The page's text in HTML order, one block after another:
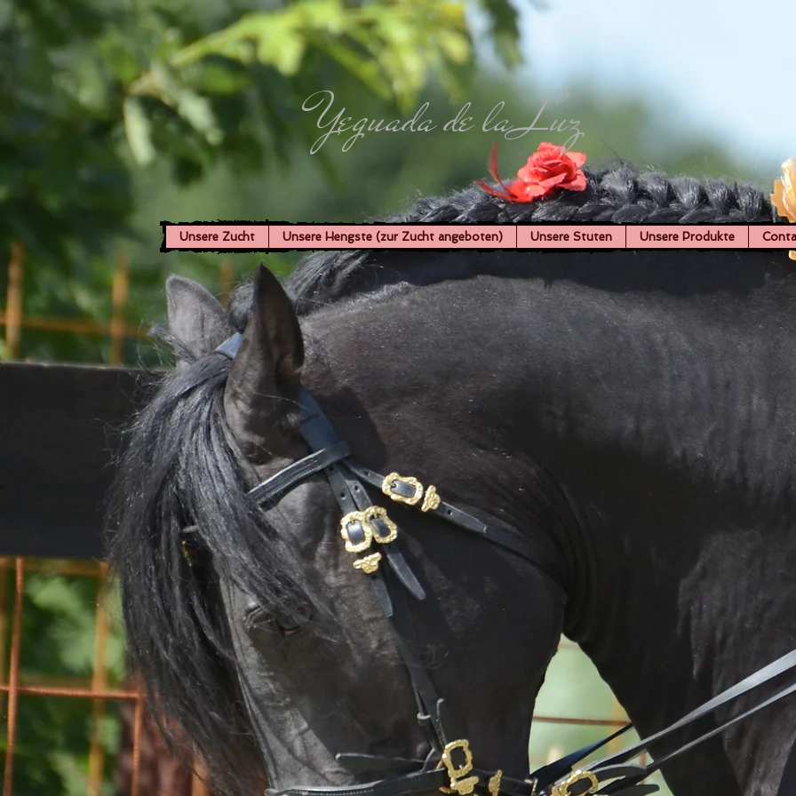
Yeguada de la Luz
Unsere Zucht Unsere Hengste (zur Zucht angeboten) Unsere Stuten Unsere Produkte